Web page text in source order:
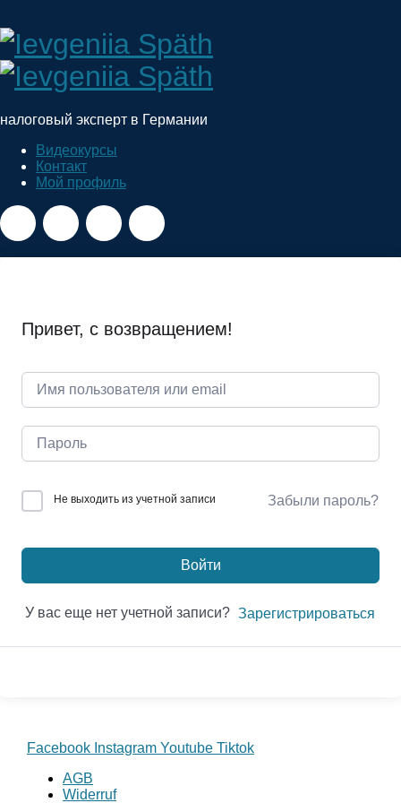
Ievgeniia
Späth
налоговый эксперт в Германии
Видеокурсы
Контакт
Мой профиль
Привет, с возвращением!
Не выходить из учетной записи Забыли пароль?
Войти
У вас еще нет учетной записи? Зарегистрироваться
Facebook Instagram Youtube Tiktok
AGB
Widerruf